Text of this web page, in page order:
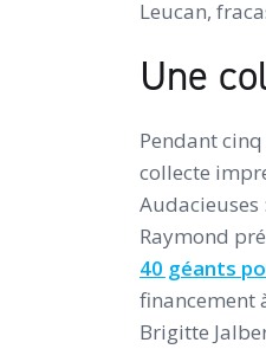
Leucan,
Une
Pendant
collecte
Raymond
40 géants
financement
Brigitte